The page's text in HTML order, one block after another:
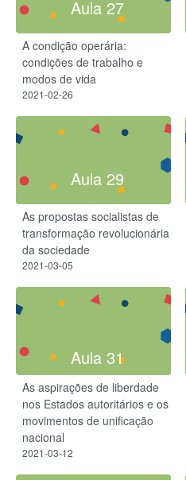
Aula 27
A condição operária:
condições de trabalho e
modos de vida
2021-02-26
Aula 29
As propostas socialistas de
transformação revolucionária
da sociedade
2021-03-05
Aula 31
As aspirações de liberdade
nos Estados autoritários e os
movimentos de unificação
nacional
2021-03-12